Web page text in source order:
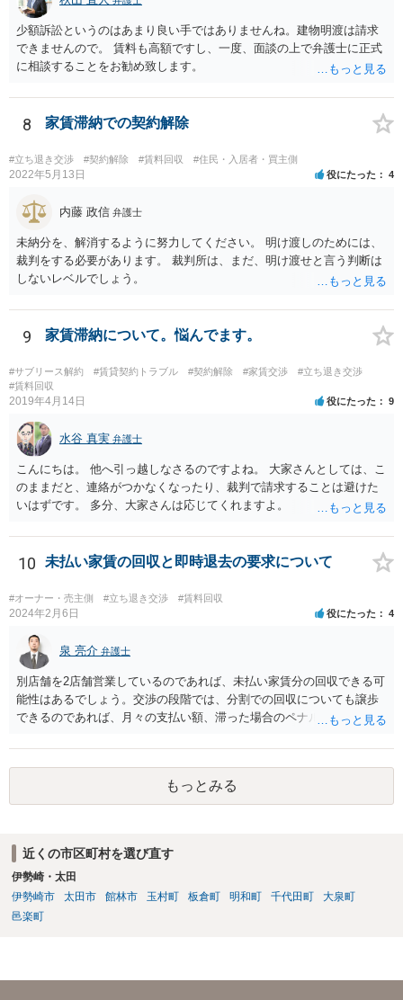
少額訴訟というのはあまり良い手ではありませんね。建物明渡は請求
できませんので。 賃料も高額ですし、一度、面談の上で弁護士に正式
に相談することをお勧め致します。
8 家賃滞納での契約解除
#立ち退き交渉 #契約解除 #賃料回収 #住民・入居者・買主側
2022年5月13日 役にたった 4
内藤 政信 弁護士
未納分を、解消するように努力してください。 明け渡しのためには、
裁判をする必要があります。 裁判所は、まだ、明け渡せと言う判断は
しないレベルでしょう。
9 家賃滞納について。悩んでます。
#サブリース解約 #賃貸契約トラブル #契約解除 #家賃交渉
#立ち退き交渉
#賃料回収
2019年4月14日 役にたった 9
水谷 真実 弁護士
こんにちは。 他へ引っ越しなさるのですよね。 大家さんとしては、こ
のままだと、連絡がつかなくなったり、裁判で請求することは避けた
いはずです。 多分、大家さんは応じてくれますよ。
10 未払い家賃の回収と即時退去の要求について
#オーナー・売主側 #立ち退き交渉 #賃料回収
2024年2月6日 役にたった 4
泉 亮介 弁護士
別店舗を2店舗営業しているのであれば、未払い家賃分の回収できる可
能性はあるでしょう。交渉の段階では、分割での回収についても譲歩
できるのであれば、月々の支払い額、滞った場合のペナルティ等を定
で行い、相手方の対応次第では訴訟を検討するという形の方が、交渉
で解決した場合弁護士費用も安くなるためで良いかと思われます。
もっとみる
近くの市区町村を選び直す
伊勢崎・太田
伊勢崎市
太田市 館林市 玉村町 板倉町 明和町 千代田町
大泉町
邑楽町